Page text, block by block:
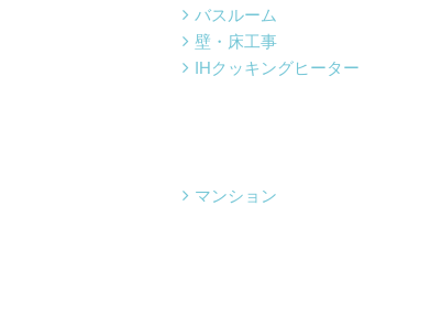
バスルーム
壁・床工事
IHクッキングヒーター
マンション